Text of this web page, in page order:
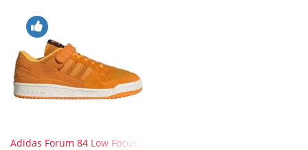
Adidas Forum 84 Low Focus Orange